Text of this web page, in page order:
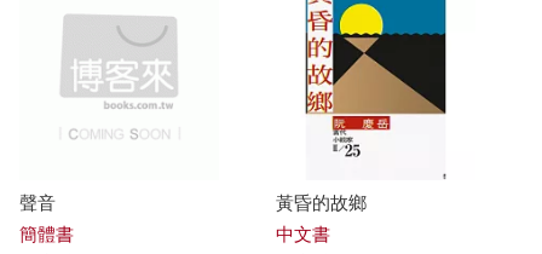
聲音
簡體書
黃昏的故鄉
中文書